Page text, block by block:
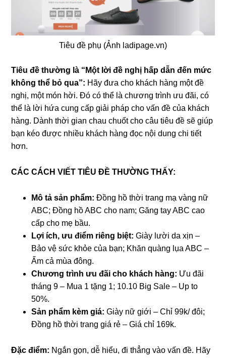
Tiêu đề phụ (Ảnh ladipage.vn)
Tiêu đề thường là “Một lời đề nghị hấp dẫn đến mức
không thể bỏ qua”: Hãy đưa cho khách hàng một đề
nghị, một món hời. Đó có thể là chương trình ưu đãi, có
thể là lời hứa cung cấp giải pháp cho vấn đề của khách
hàng. Dành thời gian chau chuốt cho câu tiêu đề sẽ giúp
bạn kéo được nhiều khách hàng đọc nội dung chi tiết
hơn.
CÁC CÁCH VIẾT TIÊU ĐỀ THƯỜNG THẤY:
Mô tả sản phẩm: Đồng hồ thời trang mạ vàng nữ
ABC; Đồng hồ ABC cho nam; Găng tay ABC cao
cấp cho mẹ bầu.
Lợi ích, ưu điểm riêng biệt: Giày lười da xịn –
Bảo vệ sức khỏe của bạn; Khăn quàng lụa ABC –
Ấm cả mùa đông.
Chương trình ưu đãi cho khách hàng: Ưu đãi
tháng 9 – Mua 1 tặng 1; 10.10 Big Sale – Up to
50%.
Sản phẩm kèm giá: Giày nữ giới – Chỉ 99k/ đôi;
Đồng hồ thời trang giá rẻ – Giá chỉ 169k.
Đặc điểm: Ngắn gọn, dễ hiểu, đi thẳng vào vấn đề. Hãy